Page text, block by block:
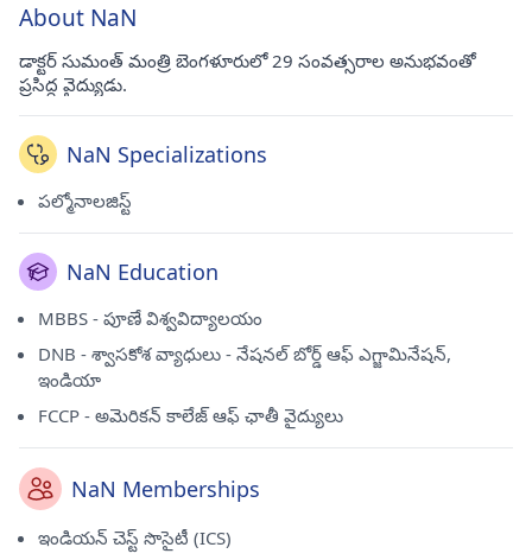
About NaN
డాక్టర్ సుమంత్ మంత్రి బెంగళూరులో 29 సంవత్సరాల అనుభవంతో
ప్రసిద్ధ వైద్యుడు.
NaN Specializations
పల్మోనాలజిస్ట్
NaN Education
MBBS - పూణే విశ్వవిద్యాలయం
DNB - శ్వాసకోశ వ్యాధులు - నేషనల్ బోర్డ్ ఆఫ్ ఎగ్జామినేషన్,
ఇండియా
FCCP - అమెరికన్ కాలేజ్ ఆఫ్ ఛాతీ వైద్యులు
NaN Memberships
ఇండియన్ చెస్ట్ సొసైటీ (ICS)